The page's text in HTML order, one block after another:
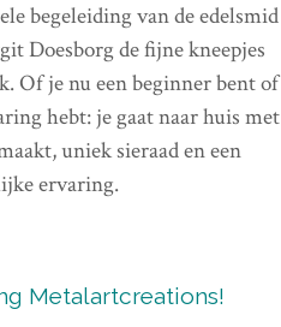
begeleiding van de edelsmid
Doesborg de fijne kneepjes
Of je nu een beginner bent of
hebt: je gaat naar huis met
uniek sieraad en een
ervaring.
Metalartcreations!